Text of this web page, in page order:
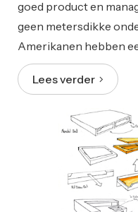
goed product en
geen metersdikke
Amerikanen hebben
Lees verder